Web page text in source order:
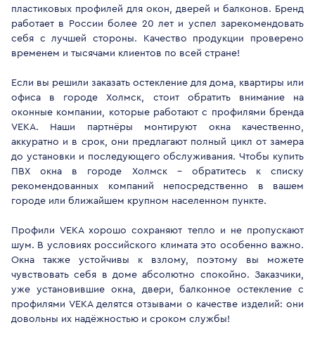
пластиковых профилей для окон, дверей и балконов. Бренд
работает в России более 20 лет и успел зарекомендовать
себя с лучшей стороны. Качество продукции проверено
временем и тысячами клиентов по всей стране!
Если вы решили заказать остекление для дома, квартиры или
офиса в городе Холмск, стоит обратить внимание на
оконные компании, которые работают с профилями бренда
VEKA. Наши партнёры монтируют окна качественно,
аккуратно и в срок, они предлагают полный цикл от замера
до установки и последующего обслуживания. Чтобы купить
ПВХ окна в городе Холмск - обратитесь к списку
рекомендованных компаний непосредственно в вашем
городе или ближайшем крупном населенном пункте.
Профили VEKA хорошо сохраняют тепло и не пропускают
шум. В условиях российского климата это особенно важно.
Окна также устойчивы к взлому, поэтому вы можете
чувствовать себя в доме абсолютно спокойно. Заказчики,
уже установившие окна, двери, балконное остекление с
профилями VEKA делятся отзывами о качестве изделий: они
довольны их надёжностью и сроком службы!